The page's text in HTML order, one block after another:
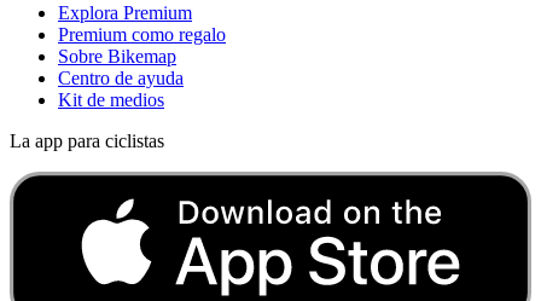
Explora Premium
Premium como regalo
Sobre Bikemap
Centro de ayuda
Kit de medios
La app para ciclistas